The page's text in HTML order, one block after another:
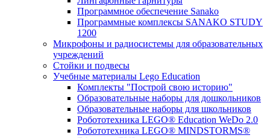
Программное обеспечение Sanako
Программные комплексы SANAKO STUDY
1200
Микрофоны и радиосистемы для образовательных
учреждений
Стойки и подвесы
Учебные материалы Lego Education
Комплекты "Построй свою историю"
Образовательные наборы для дошкольников
Образовательные наборы для школьников
Робототехника LEGO® Education WeDo 2.0
Робототехника LEGO® MINDSTORMS®